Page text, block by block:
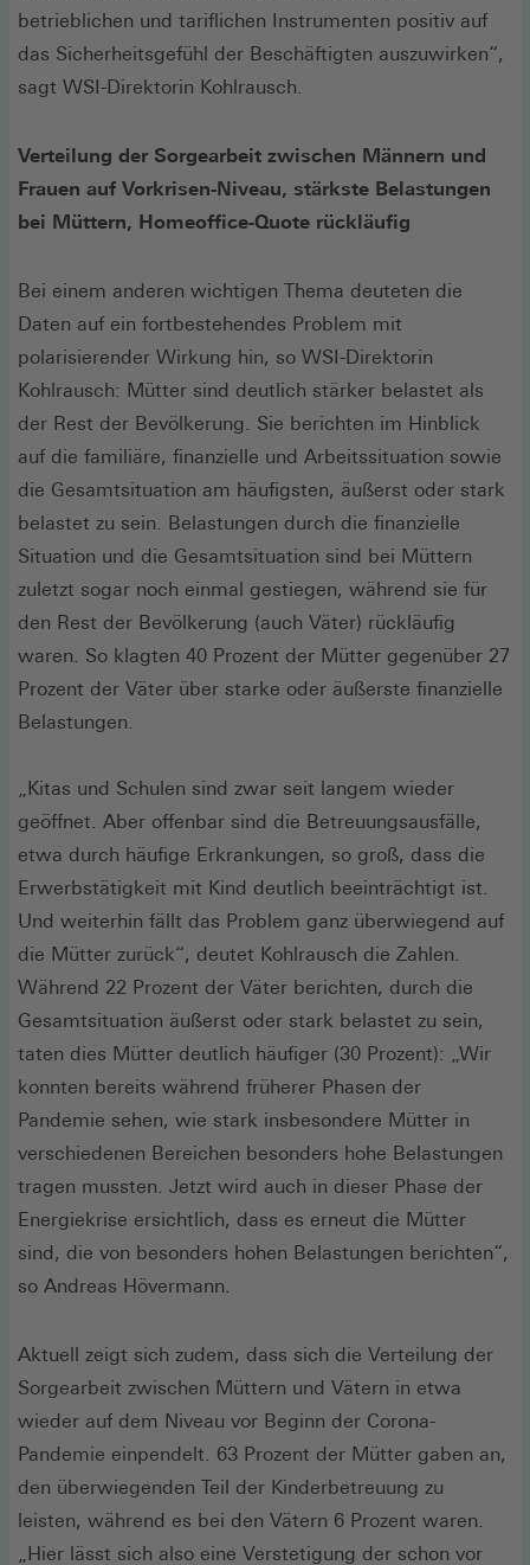
betrieblichen und tariflichen Instrumenten positiv auf
das Sicherheitsgefühl der Beschäftigten auszuwirken“,
sagt WSI-Direktorin Kohlrausch.
Verteilung der Sorgearbeit zwischen Männern und
Frauen auf Vorkrisen-Niveau, stärkste Belastungen
bei Müttern, Homeoffice-Quote rückläufig
Bei einem anderen wichtigen Thema deuteten die
Daten auf ein fortbestehendes Problem mit
polarisierender Wirkung hin, so WSI-Direktorin
Kohlrausch: Mütter sind deutlich stärker belastet als
der Rest der Bevölkerung. Sie berichten im Hinblick
auf die familiäre, finanzielle und Arbeitssituation sowie
die Gesamtsituation am häufigsten, äußerst oder stark
belastet zu sein. Belastungen durch die finanzielle
Situation und die Gesamtsituation sind bei Müttern
zuletzt sogar noch einmal gestiegen, während sie für
den Rest der Bevölkerung (auch Väter) rückläufig
waren. So klagten 40 Prozent der Mütter gegenüber 27
Prozent der Väter über starke oder äußerste finanzielle
Belastungen.
„Kitas und Schulen sind zwar seit langem wieder
geöffnet. Aber offenbar sind die Betreuungsausfälle,
etwa durch häufige Erkrankungen, so groß, dass die
Erwerbstätigkeit mit Kind deutlich beeinträchtigt ist.
Und weiterhin fällt das Problem ganz überwiegend auf
die Mütter zurück“, deutet Kohlrausch die Zahlen.
Während 22 Prozent der Väter berichten, durch die
Gesamtsituation äußerst oder stark belastet zu sein,
taten dies Mütter deutlich häufiger (30 Prozent): „Wir
konnten bereits während früherer Phasen der
Pandemie sehen, wie stark insbesondere Mütter in
verschiedenen Bereichen besonders hohe Belastungen
tragen mussten. Jetzt wird auch in dieser Phase der
Energiekrise ersichtlich, dass es erneut die Mütter
sind, die von besonders hohen Belastungen berichten“,
so Andreas Hövermann.
Aktuell zeigt sich zudem, dass sich die Verteilung der
Sorgearbeit zwischen Müttern und Vätern in etwa
wieder auf dem Niveau vor Beginn der Corona-
Pandemie einpendelt. 63 Prozent der Mütter gaben an,
den überwiegenden Teil der Kinderbetreuung zu
leisten, während es bei den Vätern 6 Prozent waren.
„Hier lässt sich also eine Verstetigung der schon vor